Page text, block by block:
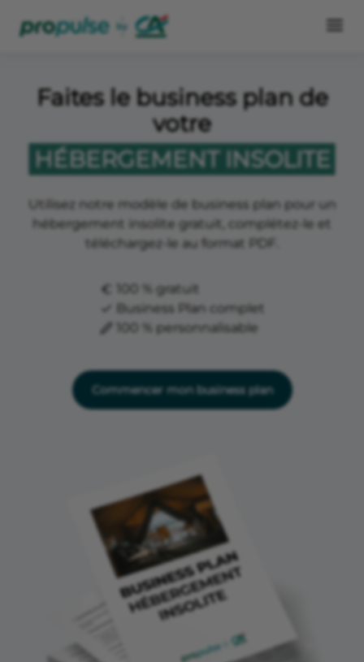
Faites le business plan de
votre
HÉBERGEMENT INSOLITE
Utilisez notre modèle de business plan pour un
hébergement insolite gratuit, complétez-le et
téléchargez-le au format PDF.
100 % gratuit
Business Plan complet
100 % personnalisable
Commencer mon business plan